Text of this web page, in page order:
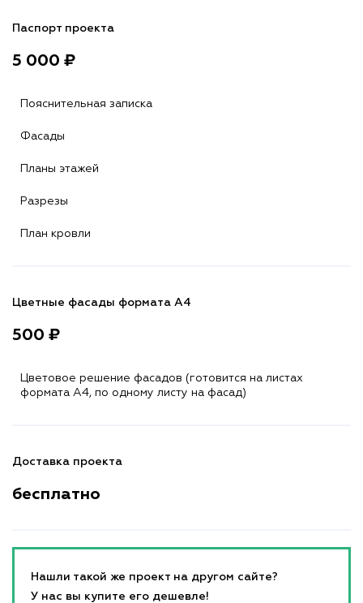
Паспорт проекта
5 000 ₽
Пояснительная записка
Фасады
Планы этажей
Разрезы
План кровли
Цветные фасады формата А4
500 ₽
Цветовое решение фасадов (готовится на листах
формата A4, по одному листу на фасад)
Доставка проекта
бесплатно
Нашли такой же проект на другом сайте?
У нас вы купите его дешевле!